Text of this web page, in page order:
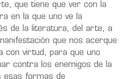
que tiene que ver con la
en la que uno ve la
de la literatura, del arte, a
que nos acerque
con virtud, para que uno
contra los enemigos de la
esas formas de